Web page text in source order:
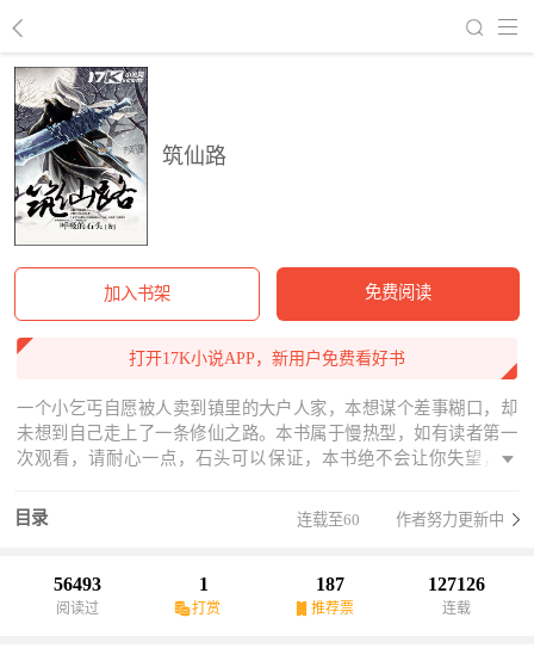
筑仙路
加入书架 免费阅读
打开17K小说APP，新用户免费看好书
一个小乞丐自愿被人卖到镇里的大户人家，本想谋个差事糊口，却
未想到自己走上了一条修仙之路。本书属于慢热型，如有读者第一
次观看，请耐心一点，石头可以保证，本书绝不会让你失望，谢
目录
连载至60 作者努力更新中
56493
阅读过
1
打赏
187
推荐票
127126
连载